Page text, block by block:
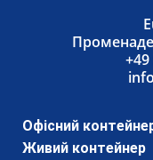
+49
Офісний
Живий контейнер